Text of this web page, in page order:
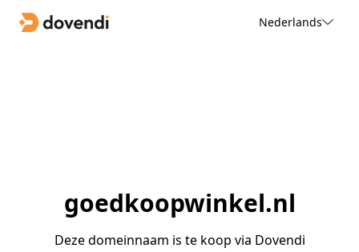
Nederlands
goedkoopwinkel.nl
Deze domeinnaam is te koop via Dovendi